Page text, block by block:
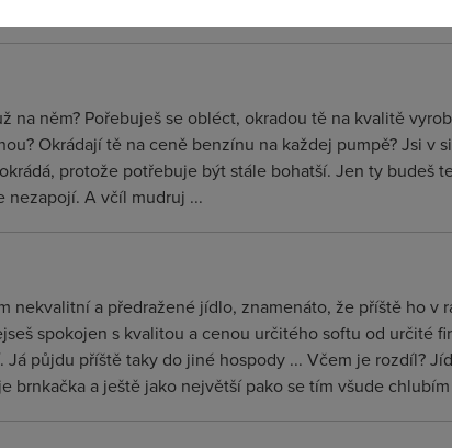
budou krást tobě, protože to potřebují. Pak můžeš
na něm? Pořebuješ se obléct, okradou tě na kvalitě
Okrádají tě na ceně benzínu na každej pumpě? Jsi v
protože potřebuje být stále bohatší. Jen ty budeš
nezapojí. A včíl mudruj ...
nekvalitní a předražené jídlo, znamenáto, že příště ho v
spokojen s kvalitou a cenou určitého softu od určité
půjdu příště taky do jiné hospody ... Včem je rozdíl?
brnkačka a ještě jako největší pako se tím všude chlubím